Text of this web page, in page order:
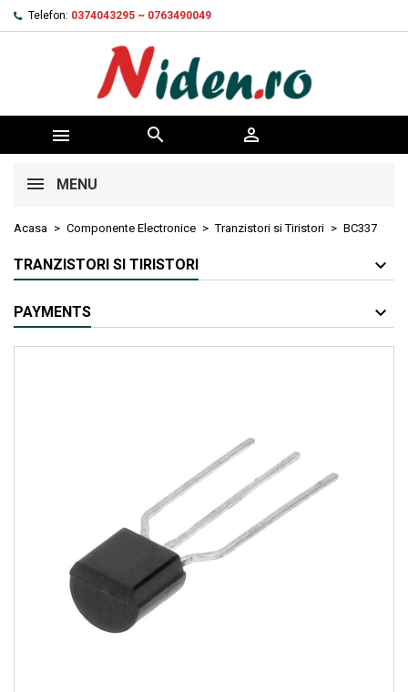
Telefon: 0374043295 ~ 0763490049
  
MENU
Acasa Componente Electronice Tranzistori si Tiristori BC337
TRANZISTORI SI TIRISTORI
PAYMENTS